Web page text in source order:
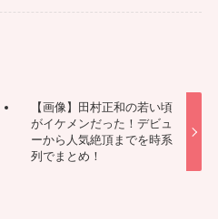
【画像】田村正和の若い頃
がイケメンだった！デビュ
ーから人気絶頂までを時系
列でまとめ！